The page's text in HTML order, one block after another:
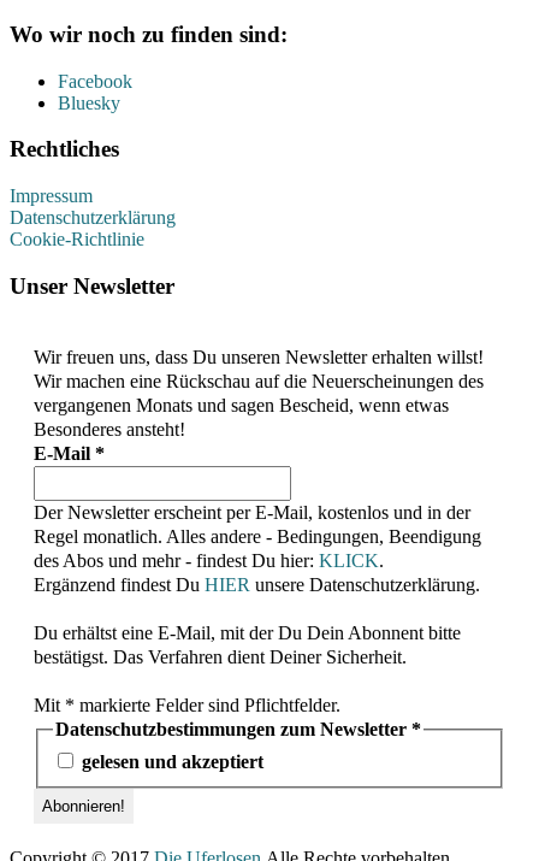
Wo wir noch zu finden sind:
Facebook
Bluesky
Rechtliches
Impressum
Datenschutzerklärung
Cookie-Richtlinie
Unser Newsletter
Wir freuen uns, dass Du unseren Newsletter erhalten willst!
Wir machen eine Rückschau auf die Neuerscheinungen des
vergangenen Monats und sagen Bescheid, wenn etwas
Besonderes ansteht!
E-Mail *
Der Newsletter erscheint per E-Mail, kostenlos und in der
Regel monatlich. Alles andere - Bedingungen, Beendigung
des Abos und mehr - findest Du hier: KLICK.
Ergänzend findest Du HIER unsere Datenschutzerklärung.
Du erhältst eine E-Mail, mit der Du Dein Abonnent bitte
bestätigst. Das Verfahren dient Deiner Sicherheit.
Mit * markierte Felder sind Pflichtfelder.
Datenschutzbestimmungen zum Newsletter *
gelesen und akzeptiert